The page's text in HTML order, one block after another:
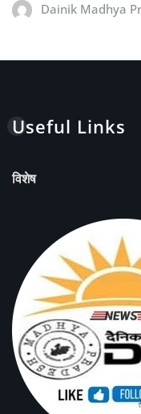
Dainik Madhya
Useful Links
विशेष